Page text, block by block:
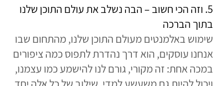
5. וזה הכי חשוב – הבה נשלב את עולם התוכן שלנו
בתוך הברכה
שימוש באלמנטים מעולם התוכן שלנו, מהתחום שבו
אנחנו עוסקים, הוא דרך נהדרת לתפוס כמה ציפורים
במכה אחת: זה מקורי, גורם לנו להישמע כמו עצמנו,